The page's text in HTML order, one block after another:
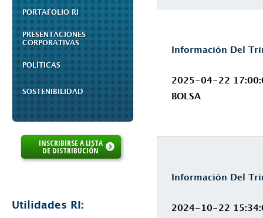
PORTAFOLIO RI
PRESENTACIONES
CORPORATIVAS
POLÍTICAS
SOSTENIBILIDAD
INSCRIBIRSE A LISTA
DE DISTRIBUCIÓN
Utilidades RI:
Información Del
2025-04-22
BOLSA
Información Del
2024-10-22